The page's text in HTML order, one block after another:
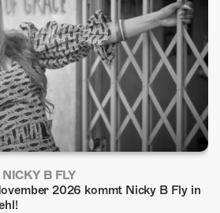
B FLY
2026 kommt Nicky B Fly in